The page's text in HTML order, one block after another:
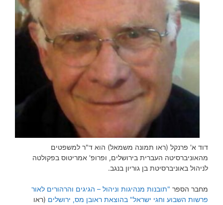
דוד א' פרנקל (ראו תמונה משמאל) הוא ד"ר למשפטים
מהאוניברסיטה העברית בירושלים, ופרופ' אמריטוס בפקולטה
לניהול באוניברסיטת בן גוריון בנגב.
מחבר הספר "תובנות מנהיגות וניהול – הגיגים והרהורים לאור
פרשות השבוע וחגי ישראל" בהוצאת ראובן מס, ירושלים (ראו